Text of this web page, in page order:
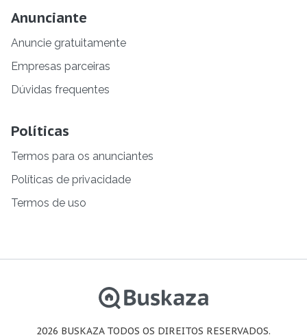
Anunciante
Anuncie gratuitamente
Empresas parceiras
Dúvidas frequentes
Políticas
Termos para os anunciantes
Políticas de privacidade
Termos de uso
2026 BUSKAZA TODOS OS DIREITOS RESERVADOS.